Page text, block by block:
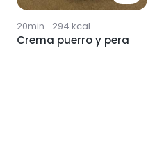
20min · 294 kcal
Crema puerro y pera